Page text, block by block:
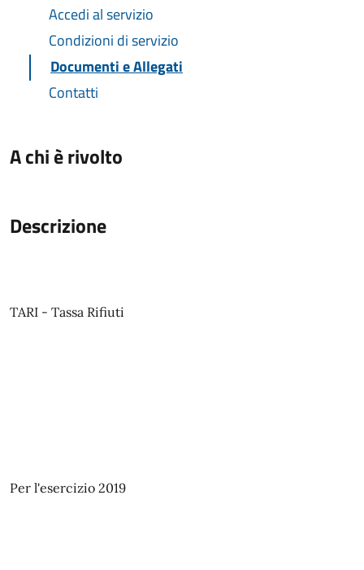
Accedi al servizio
Condizioni di servizio
Documenti e Allegati
Contatti
A chi è rivolto
Descrizione
TARI - Tassa Rifiuti
Per l'esercizio 2019